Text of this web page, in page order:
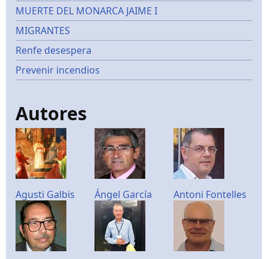
MUERTE DEL MONARCA JAIME I
MIGRANTES
Renfe desespera
Prevenir incendios
Autores
Agusti Galbis Ángel García Antoni Fontelles